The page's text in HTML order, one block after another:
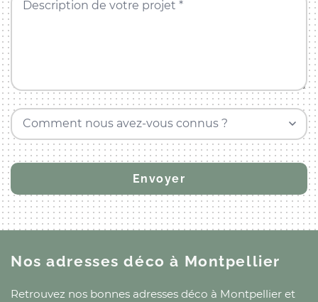
Description de votre projet *
Comment nous avez-vous connus ?
Nos adresses décoà Montpellier
Retrouvez nos bonnes adresses déco à Montpellier et